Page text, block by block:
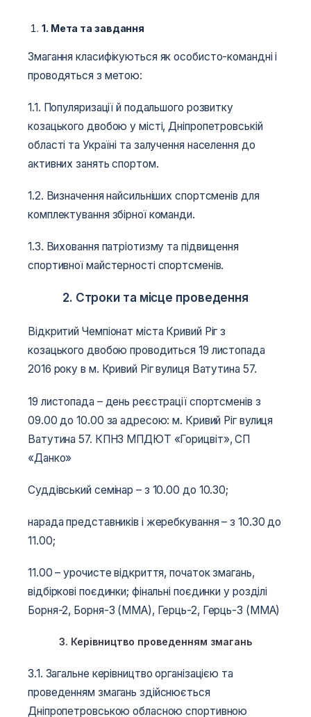
1. Мета та завдання
Змагання класифікуються як особисто-командні і
проводяться з метою:
1.1. Популяризації й подальшого розвитку
козацького двобою у місті, Дніпропетровській
області та Україні та залучення населення до
активних занять спортом.
1.2. Визначення найсильніших спортсменів для
комплектування збірної команди.
1.3. Виховання патріотизму та підвищення
спортивної майстерності спортсменів.
2. Строки та місце проведення
Відкритий Чемпіонат міста Кривий Ріг з
козацького двобою проводиться 19 листопада
2016 року в м. Кривий Ріг вулиця Ватутина 57.
19 листопада – день реєстрації спортсменів з
09.00 до 10.00 за адресою: м. Кривий Ріг вулиця
Ватутина 57. КПНЗ МПДЮТ «Горицвіт», СП
«Данко»
Суддівський семінар – з 10.00 до 10.30;
нарада представників і жеребкування – з 10.30 до
11.00;
11.00 – урочисте відкриття, початок змагань,
відбіркові поєдинки; фінальні поєдинки у розділі
Борня-2, Борня-3 (ММА), Герць-2, Герць-3 (ММА)
3. Керівництво проведенням змагань
3.1. Загальне керівництво організацією та
проведенням змагань здійснюється
Дніпропетровською обласною спортивною